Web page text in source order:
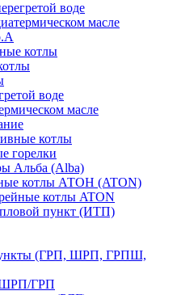
воде
масле
котлы
воде
масле
котлы
горелки
Альба (Alba)
котлы АТОН (ATON)
котлы ATON
пункт (ИТП)
(ГРП, ШРП, ГРПШ,
ШРП/ГРП